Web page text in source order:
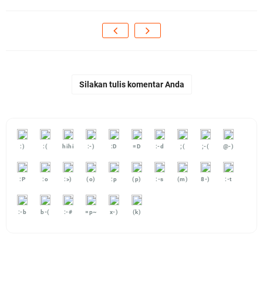
Silakan tulis komentar Anda
:) :( hihi :-) :D =D :-d ;( ;-( @-)
:P :o :>) (o) :p (p) :-s (m) 8-) :-t
:-b b-( :-# =p~ x-) (k)